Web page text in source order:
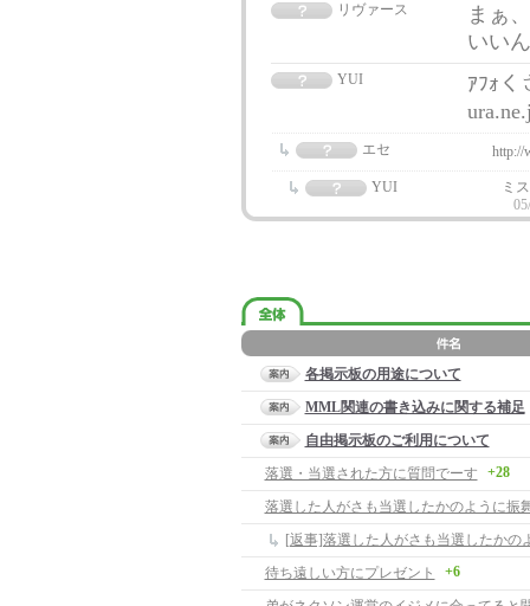
リヴァース
まぁ
いい
YUI
ｱﾌｫく
エセ http://
YUI
ミ
各掲示板の用途について
MML関連の書き込みに関する補足
自由掲示板のご利用について
落選・当選された方に質問でーす
+28
落選した人がさも当選したかのように振
[返事]落選した人がさも当選したかの
待ち遠しい方にプレゼント
+6